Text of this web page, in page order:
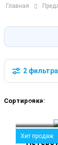
Главная
2 фильтра
Сортировка:
Санкт-
Хит продаж